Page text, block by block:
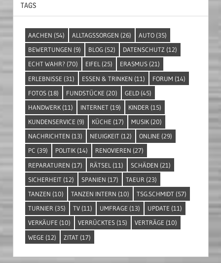
TAGS
AACHEN (54) ALLTAGSSORGEN (26) AUTO (35)
BEWERTUNGEN (9) BLOG (52) DATENSCHUTZ (12)
ECHT WAHR? (70) EIFEL (25) ERASMUS (21)
ERLEBNISSE (31) ESSEN & TRINKEN (11) FORUM (14)
FOTOS (18) FUNDSTÜCKE (20) GELD (45)
HANDWERK (11) INTERNET (19) KINDER (15)
KUNDENSERVICE (9) KÜCHE (17) MUSIK (20)
NACHRICHTEN (13) NEUIGKEIT (12) ONLINE (29)
PC (39) POLITIK (14) RENOVIEREN (27)
REPARATUREN (17) RÄTSEL (11) SCHÄDEN (21)
SICHERHEIT (12) SPANIEN (17) TAEUR (23)
TANZEN (10) TANZEN INTERN (10) TSG.SCHMIDT (57)
TURNIER (35) TV (11) UMFRAGE (13) UPDATE (11)
VERKÄUFE (10) VERRÜCKTES (15) VERTRÄGE (10)
WEGE (12) ZITAT (17)